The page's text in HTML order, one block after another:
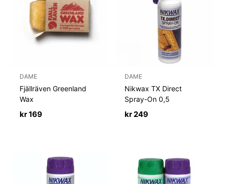
DAME
Fjällräven Greenland
Wax
kr169
DAME
Nikwax TX Direct
Spray-On 0,5
kr249